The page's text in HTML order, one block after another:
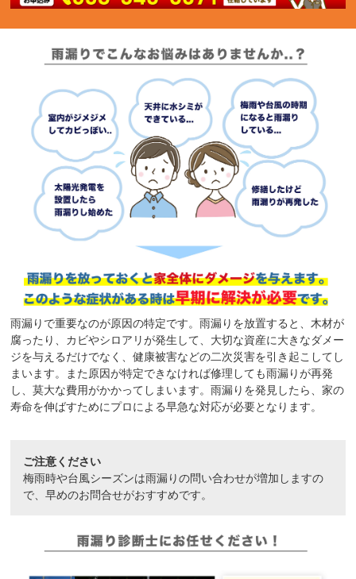
雨漏りで重要なのが原因の特定です。雨漏りを放置すると、木材が
腐ったり、カビやシロアリが発生して、大切な資産に大きなダメー
ジを与えるだけでなく、健康被害などの二次災害を引き起こしてし
まいます。また原因が特定できなければ修理しても雨漏りが再発
し、莫大な費用がかかってしまいます。雨漏りを発見したら、家の
寿命を伸ばすためにプロによる早急な対応が必要となります。
ご注意ください
梅雨時や台風シーズンは雨漏りの問い合わせが増加しますの
で、早めのお問合せがおすすめです。